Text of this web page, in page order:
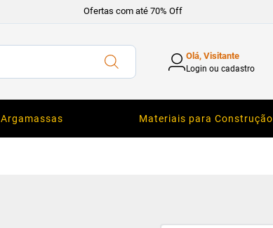
Ofertas com até 70% Off
Olá, Visitante
Login ou cadastro
Argamassas Materiais para Construção